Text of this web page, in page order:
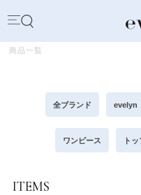
商品一覧
全ブランド evelyn
ワンピース ト
ITEMS